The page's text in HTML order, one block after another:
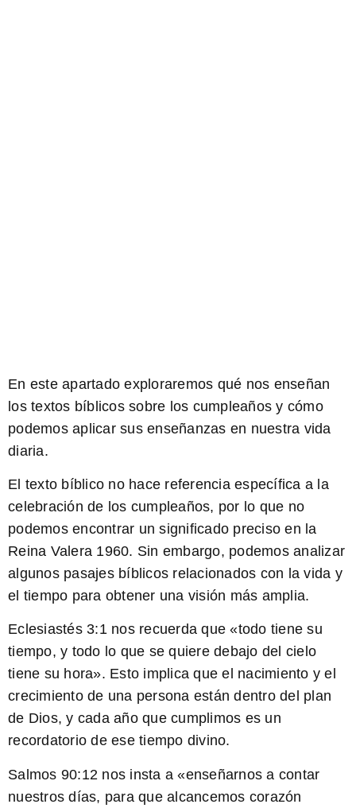
En este apartado exploraremos qué nos enseñan
los textos bíblicos sobre los cumpleaños y cómo
podemos aplicar sus enseñanzas en nuestra vida
diaria.
El texto bíblico no hace referencia específica a la
celebración de los cumpleaños, por lo que no
podemos encontrar un significado preciso en la
Reina Valera 1960. Sin embargo, podemos analizar
algunos pasajes bíblicos relacionados con la vida y
el tiempo para obtener una visión más amplia.
Eclesiastés 3:1 nos recuerda que «todo tiene su
tiempo, y todo lo que se quiere debajo del cielo
tiene su hora». Esto implica que el nacimiento y el
crecimiento de una persona están dentro del plan
de Dios, y cada año que cumplimos es un
recordatorio de ese tiempo divino.
Salmos 90:12 nos insta a «enseñarnos a contar
nuestros días, para que alcancemos corazón